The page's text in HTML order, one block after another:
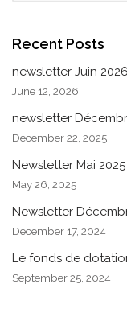
Recent Posts
newsletter Juin 2026
June 12, 2026
newsletter
December 22, 2025
Newsletter Mai 2025
May 26, 2025
Newsletter
December 17, 2024
Le fonds de
September 25, 2024